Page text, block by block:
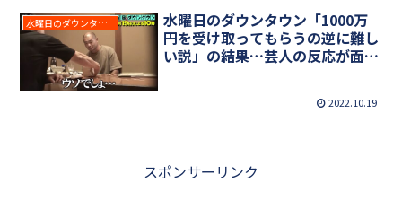
水曜日のダウンタウン
水曜日のダウンタウン「1000万
円を受け取ってもらうの逆に難し
い説」の結果…芸人の反応が面白
2022.10.19
スポンサーリンク